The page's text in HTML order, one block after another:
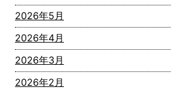
2026年5月
2026年4月
2026年3月
2026年2月